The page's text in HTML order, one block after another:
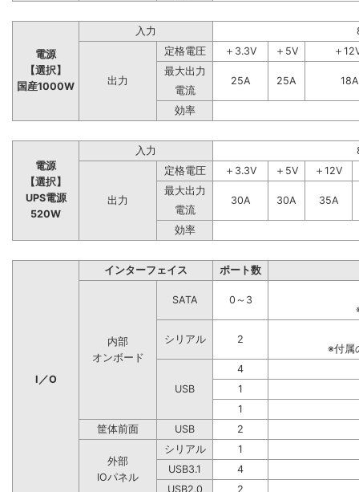
電源
【選択】
国産1000W
入力
出力
定格電圧 ＋3.3V ＋5V
＋
最大出力
25A
25A
18A
電流
効率
電源
【選択】
UPS電源
520W
入力
出力
定格電圧 ＋3.3V ＋5V
＋12V
最大出力
30A
30A
35A
電流
効率
I／O
インターフェイス ポート数
内部
オンボード
SATA
0～3
シリアル
2
※付属
USB
4
1
1
筐体前面
USB 2
外部
IOパネル
シリアル
1
USB3.1
4
USB2.0
2